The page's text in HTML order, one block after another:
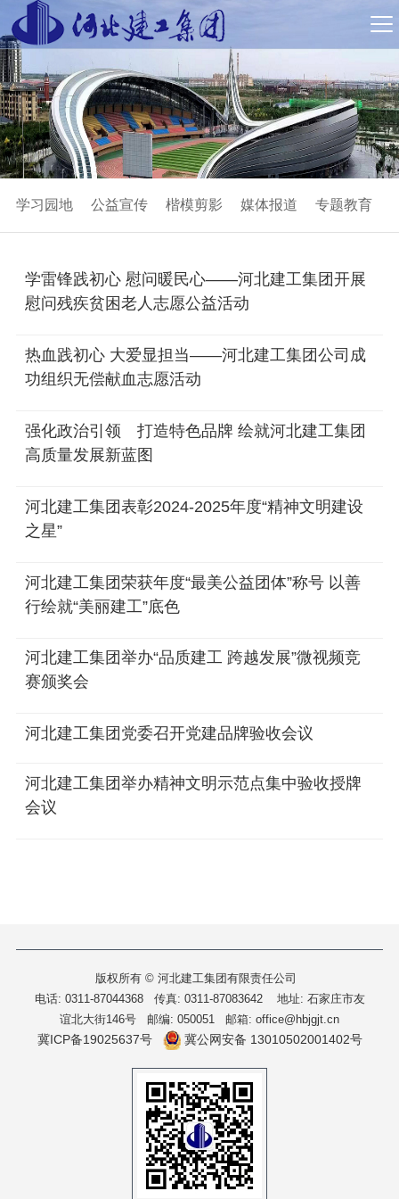
学习园地 公益宣传 楷模剪影 媒体报道 专题教育
学雷锋践初心 慰问暖民心——河北建工集团开展
慰问残疾贫困老人志愿公益活动
热血践初心 大爱显担当——河北建工集团公司成
功组织无偿献血志愿活动
强化政治引领 打造特色品牌 绘就河北建工集团
高质量发展新蓝图
河北建工集团表彰2024-2025年度“精神文明建设
之星”
河北建工集团荣获年度“最美公益团体”称号 以善
行绘就“美丽建工”底色
河北建工集团举办“品质建工 跨越发展”微视频竞
赛颁奖会
河北建工集团党委召开党建品牌验收会议
河北建工集团举办精神文明示范点集中验收授牌
会议
版权所有 © 河北建工集团有限责任公司
电话: 0311-87044368 传真: 0311-87083642 地址: 石家庄市友
谊北大街146号 邮编: 050051 邮箱: office@hbjgjt.cn
冀ICP备19025637号 冀公网安备 13010502001402号